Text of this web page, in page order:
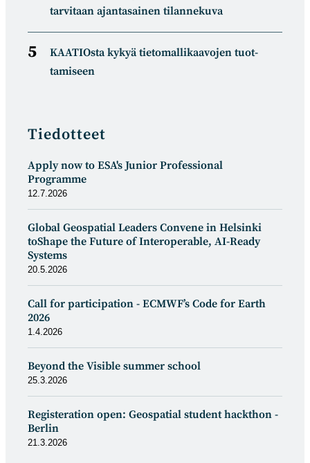
tarvitaan ajantasainen tilannekuva
KAATIOsta kykyä tietomal­likaa­vojen tuot­
tamiseen
Tiedotteet
Apply now to ESA's Junior Professional
Programme
12.7.2026
Global Geospatial Leaders Convene in Helsinki
toShape the Future of Interoperable, AI-Ready
Systems
20.5.2026
Call for participation - ECMWF’s Code for Earth
2026
1.4.2026
Beyond the Visible summer school
25.3.2026
Registeration open: Geospatial student hackthon -
Berlin
21.3.2026